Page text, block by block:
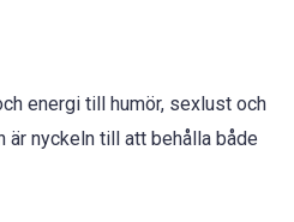
energi till humör, sexlust och
nyckeln till att behålla både